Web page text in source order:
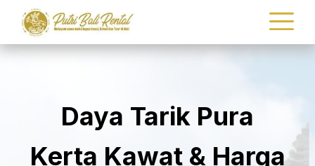
Daya Tarik Pura
Kerta Kawat & Harga